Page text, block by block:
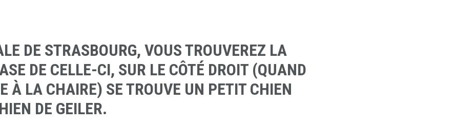
DE STRASBOURG, VOUS TROUVEREZ LA
DE CELLE-CI, SUR LE CÔTÉ DROIT (QUAND
À LA CHAIRE) SE TROUVE UN PETIT CHIEN
DE GEILER.